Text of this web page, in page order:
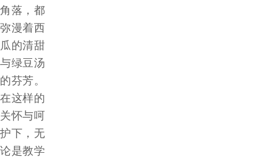
角落，都
弥漫着西
瓜的清甜
与绿豆汤
的芬芳。
在这样的
关怀与呵
护下，无
论是教学